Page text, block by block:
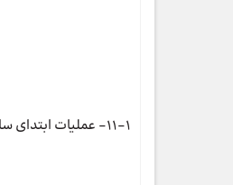
11-1- عملیات ابتدای سال